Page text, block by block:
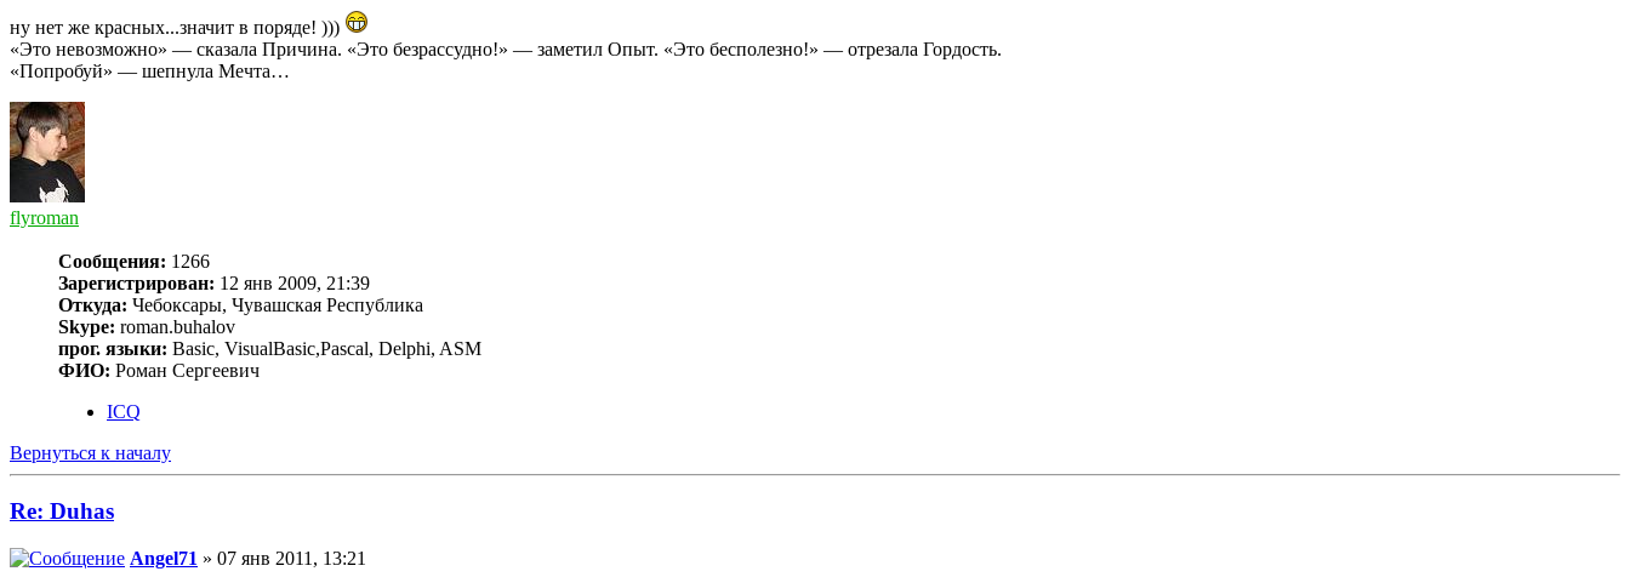
ну нет же красных...значит в поряде! )))
«Это невозможно» — сказала Причина. «Это безрассудно!» — заметил Опыт. «Это бесполезно!» — отрезала Гордость.
«Попробуй» — шепнула Мечта…
flyroman
Сообщения: 1266
Зарегистрирован: 12 янв 2009, 21:39
Откуда: Чебоксары, Чувашская Республика
Skype: roman.buhalov
прог. языки: Basic, VisualBasic,Pascal, Delphi, ASM
ФИО: Роман Сергеевич
ICQ
Вернуться к началу
Re: Duhas
Angel71 » 07 янв 2011, 13:21